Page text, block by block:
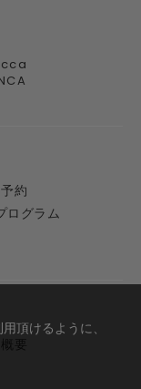
約
ログラム
要
頂けるように、